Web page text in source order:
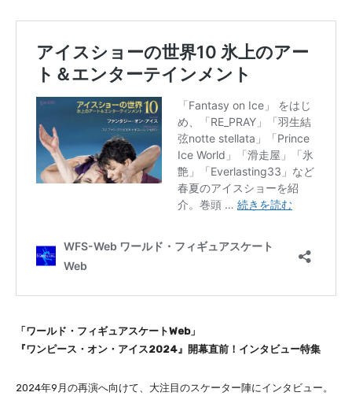
「ワールド・フィギュアスケートWeb」
『ワンピース・オン・アイス2024』開幕直前！インタビュー特集
2024年9月の再演へ向けて、大注目のスケーター陣にインタビュー。